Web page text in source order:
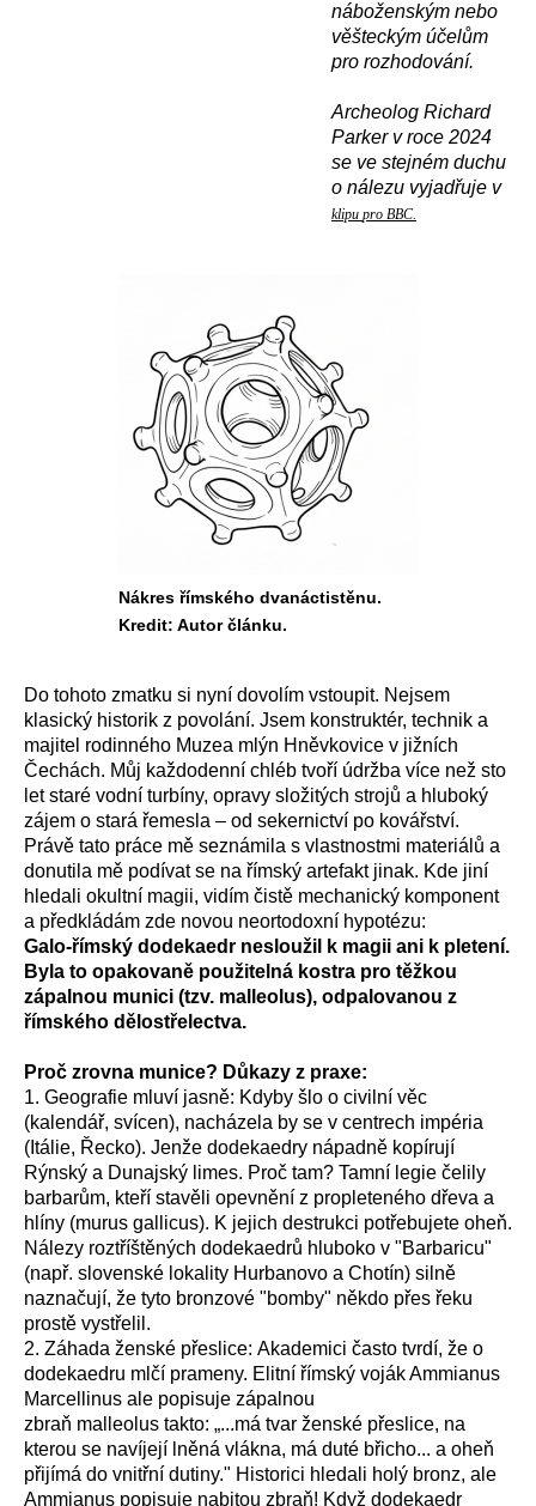
náboženským nebo
věšteckým účelům
pro rozhodování.
Archeolog Richard
Parker v roce 2024
se ve stejném duchu
o nálezu vyjadřuje v
klipu pro BBC.
Nákres římského dvanáctistěnu.
Kredit: Autor článku.
Do tohoto zmatku si nyní dovolím vstoupit. Nejsem
klasický historik z povolání. Jsem konstruktér, technik a
majitel rodinného Muzea mlýn Hněvkovice v jižních
Čechách. Můj každodenní chléb tvoří údržba více než sto
let staré vodní turbíny, opravy složitých strojů a hluboký
zájem o stará řemesla – od sekernictví po kovářství.
Právě tato práce mě seznámila s vlastnostmi materiálů a
donutila mě podívat se na římský artefakt jinak. Kde jiní
hledali okultní magii, vidím čistě mechanický komponent
a předkládám zde novou neortodoxní hypotézu:
Galo-římský dodekaedr nesloužil k magii ani k pletení.
Byla to opakovaně použitelná kostra pro těžkou
zápalnou munici (tzv. malleolus), odpalovanou z
římského dělostřelectva.
Proč zrovna munice? Důkazy z praxe:
1. Geografie mluví jasně: Kdyby šlo o civilní věc
(kalendář, svícen), nacházela by se v centrech impéria
(Itálie, Řecko). Jenže dodekaedry nápadně kopírují
Rýnský a Dunajský limes. Proč tam? Tamní legie čelily
barbarům, kteří stavěli opevnění z propleteného dřeva a
hlíny (murus gallicus). K jejich destrukci potřebujete oheň.
Nálezy roztříštěných dodekaedrů hluboko v "Barbaricu"
(např. slovenské lokality Hurbanovo a Chotín) silně
naznačují, že tyto bronzové "bomby" někdo přes řeku
prostě vystřelil.
2. Záhada ženské přeslice: Akademici často tvrdí, že o
dodekaedru mlčí prameny. Elitní římský voják Ammianus
Marcellinus ale popisuje zápalnou
zbraň malleolus takto: „...má tvar ženské přeslice, na
kterou se navíjejí lněná vlákna, má duté břicho... a oheň
přijímá do vnitřní dutiny." Historici hledali holý bronz, ale
Ammianus popisuje nabitou zbraň! Když dodekaedr